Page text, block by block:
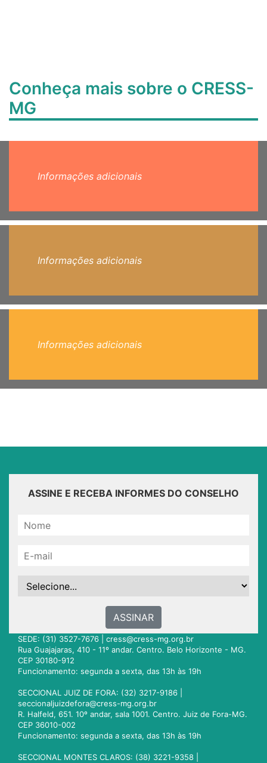
Conheça mais sobre o CRESS-
MG
Informações adicionais
Informações adicionais
Informações adicionais
ASSINE E RECEBA INFORMES DO CONSELHO
ASSINAR
SEDE: (31) 3527-7676 | cress@cress-mg.org.br
Rua Guajajaras, 410 - 11º andar. Centro. Belo Horizonte - MG.
CEP 30180-912
Funcionamento: segunda a sexta, das 13h às 19h
SECCIONAL JUIZ DE FORA: (32) 3217-9186 |
seccionaljuizdefora@cress-mg.org.br
R. Halfeld, 651. 10º andar, sala 1001. Centro. Juiz de Fora-MG.
CEP 36010-002
Funcionamento: segunda a sexta, das 13h às 19h
SECCIONAL MONTES CLAROS: (38) 3221-9358 |